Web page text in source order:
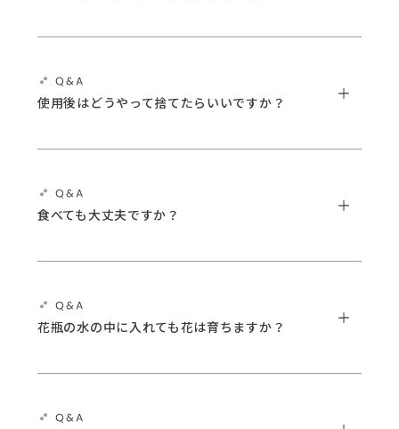
使用後はどうやって捨てたらいいですか？
食べても大丈夫ですか？
花瓶の水の中に入れても花は育ちますか？